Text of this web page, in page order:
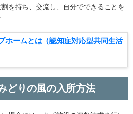
を持ち、交流し、自分でできることを
ホームとは（認知症対応型共同生活
どりの風の入所方法